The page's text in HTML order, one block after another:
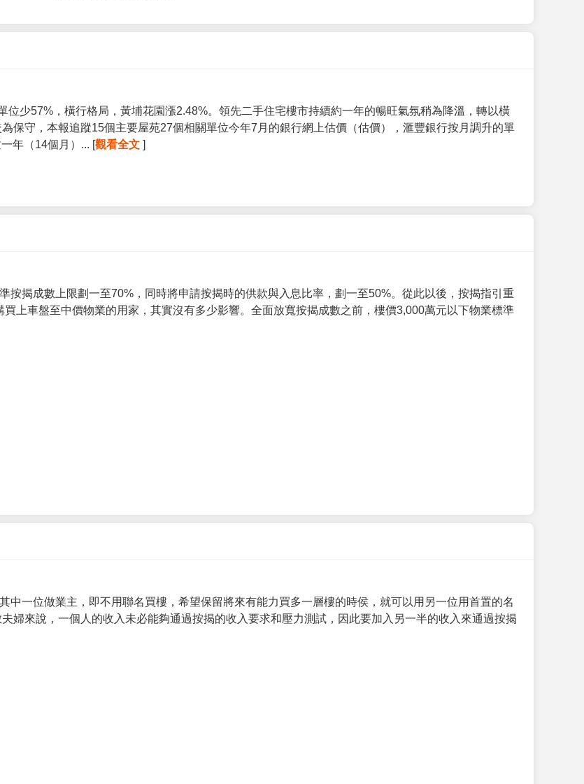
位少57%，橫行格局，黃埔花園漲2.48%。領先二手住宅樓市持續約一年的暢旺氣氛稍為降溫，轉以橫
保守，本報追蹤15個主要屋苑27個相關單位今年7月的銀行網上估價（估價），滙豐銀行按月調升的單
年（14個月）... [觀看全文 ]
按揭成數上限劃一至70%，同時將申請按揭時的供款與入息比率，劃一至50%。從此以後，按揭指引重
上車盤至中價物業的用家，其實沒有多少影響。全面放寬按揭成數之前，樓價3,000萬元以下物業標準
中一位做業主，即不用聯名買樓，希望保留將來有能力買多一層樓的時侯，就可以用另一位用首置的名
婦來說，一個人的收入未必能夠通過按揭的收入要求和壓力測試，因此要加入另一半的收入來通過按揭